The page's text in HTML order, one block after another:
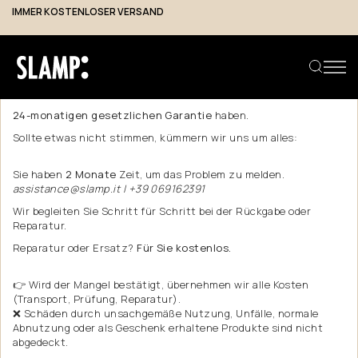
IMMER KOSTENLOSER VERSAND
Garantie
Ein Kauf auf unserer Website bedeutet, dass Sie die Sicherheit
24-monatigen gesetzlichen Garantie haben.
Sollte etwas nicht stimmen, kümmern wir uns um alles:
Sie haben 2 Monate Zeit, um das Problem zu melden.
assistance@slamp.it | +39 069162391
Wir begleiten Sie Schritt für Schritt bei der Rückgabe oder
Reparatur.
Reparatur oder Ersatz? Für Sie kostenlos.
👉 Wird der Mangel bestätigt, übernehmen wir alle Kosten
(Transport, Prüfung, Reparatur).
❌ Schäden durch unsachgemäße Nutzung, Unfälle, normale
Abnutzung oder als Geschenk erhaltene Produkte sind nicht
abgedeckt.